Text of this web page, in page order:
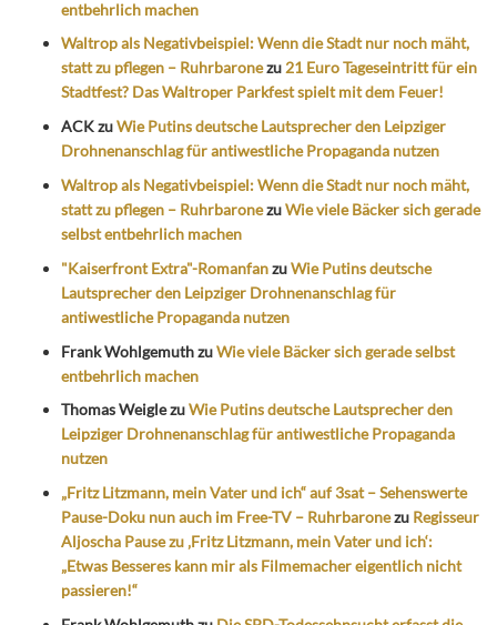
entbehrlich machen
Waltrop als Negativbeispiel: Wenn die Stadt nur noch mäht,
statt zu pflegen – Ruhrbaronezu21 Euro Tageseintritt für ein
Stadtfest? Das Waltroper Parkfest spielt mit dem Feuer!
ACKzuWie Putins deutsche Lautsprecher den Leipziger
Drohnenanschlag für antiwestliche Propaganda nutzen
Waltrop als Negativbeispiel: Wenn die Stadt nur noch mäht,
statt zu pflegen – RuhrbaronezuWie viele Bäcker sich gerade
selbst entbehrlich machen
"Kaiserfront Extra"-RomanfanzuWie Putins deutsche
Lautsprecher den Leipziger Drohnenanschlag für
antiwestliche Propaganda nutzen
Frank WohlgemuthzuWie viele Bäcker sich gerade selbst
entbehrlich machen
Thomas WeiglezuWie Putins deutsche Lautsprecher den
Leipziger Drohnenanschlag für antiwestliche Propaganda
nutzen
„Fritz Litzmann, mein Vater und ich“ auf 3sat – Sehenswerte
Pause-Doku nun auch im Free-TV – Ruhrbaronezu Regisseur
Aljoscha Pause zu ‚Fritz Litzmann, mein Vater und ich‘:
„Etwas Besseres kann mir als Filmemacher eigentlich nicht
passieren!“